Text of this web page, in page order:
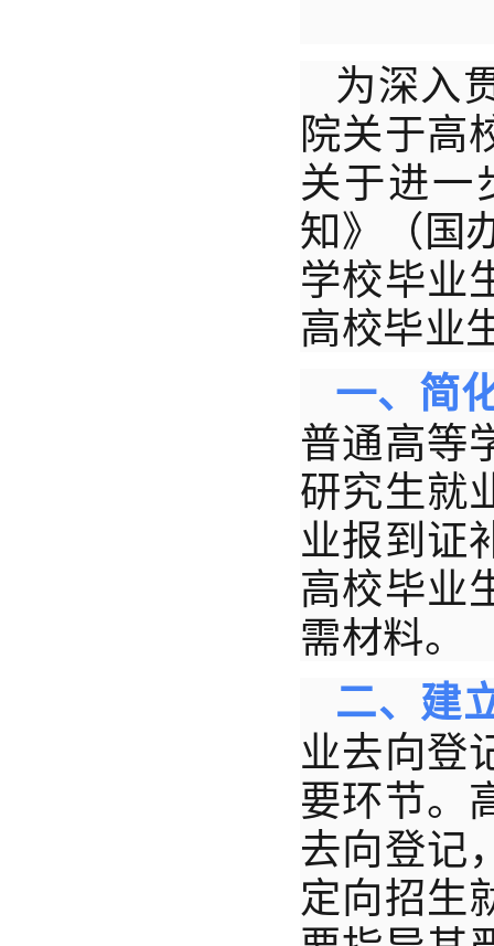
为深入
院关于高
关于进一
知》（国
学校毕业
高校毕业
一、简
普通高等
研究生就
业报到证
高校毕业
需材料。
二、建
业去向登
要环节。
去向登记
定向招生